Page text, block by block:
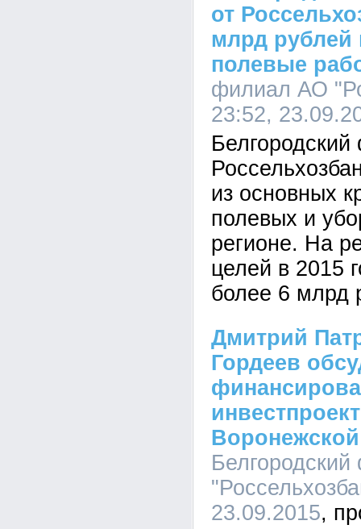
от
млрд рублей
полевые
филиал АО
23:52,
из основных
полевых и
регионе. На
целей в 2015
более 6 млрд
Дмитрий
Гордеев
23.09.2015